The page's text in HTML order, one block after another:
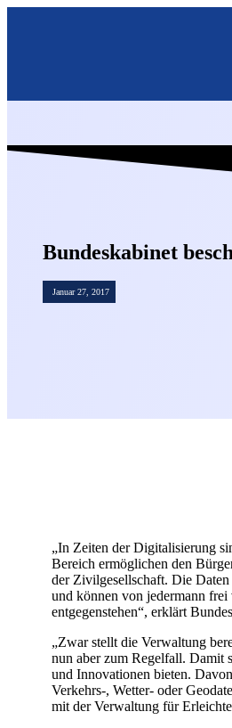
Bundeskabinet
Januar 27, 2017
„In Zeiten der Digitalisierung
Bereich ermöglichen den
der Zivilgesellschaft. Die Daten
und können von jedermann
entgegenstehen“, erklärt
„Zwar stellt die Verwaltung
nun aber zum Regelfall. Damit
und Innovationen bieten.
Verkehrs-, Wetter- oder
mit der Verwaltung für